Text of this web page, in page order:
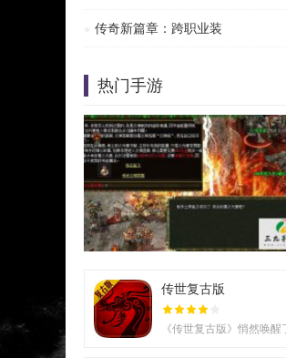
传奇新篇章：跨职业装
热门手游
传世复古版